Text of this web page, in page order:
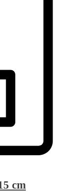
cm